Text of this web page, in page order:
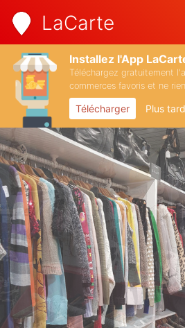
LaCarte
Installez l'App
Téléchargez gratuitement
commerces favoris et ne
Télécharger Plus tard